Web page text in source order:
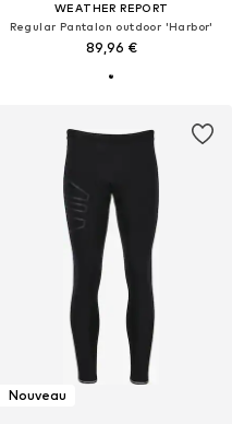
WEATHER REPORT
Regular Pantalon outdoor 'Harbor'
89,96 €
Nouveau